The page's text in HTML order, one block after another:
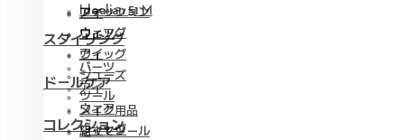
ファッション
ウィッグ
アイ
ドールケア
メイク用品
組立てツール
Idealian 51 M
スタイリング
パーツ
アイ
ウェア
ウィッグ
アイ
ウェア
ウィッグ
シューズ
ツール
コレクション